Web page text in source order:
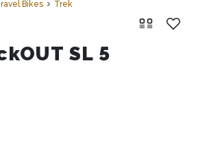
Bikes Trek
SL 5